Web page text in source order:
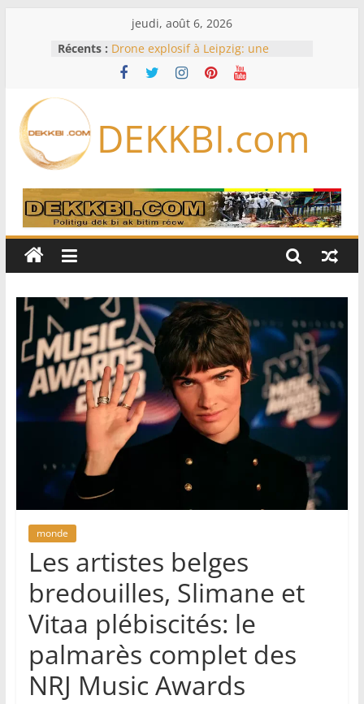
jeudi, août 6, 2026
Récents : Drone explosif à Leipzig: une
menace susceptible d’impliquer
«des puissances étrangères», selon
records dans l’espoir d’un accord
Disney s’associe à TikTok pour tirer
France – Algérie: l’affaire Mehdi
Laribi relance la coopération
policière contre le narcotrafic
Cameroun: pourquoi un
l’armée alors que Paul Biya est hors
DEKKBI.com
monde
Les artistes belges
bredouilles, Slimane et
Vitaa plébiscités: le
palmarès complet des
NRJ Music Awards